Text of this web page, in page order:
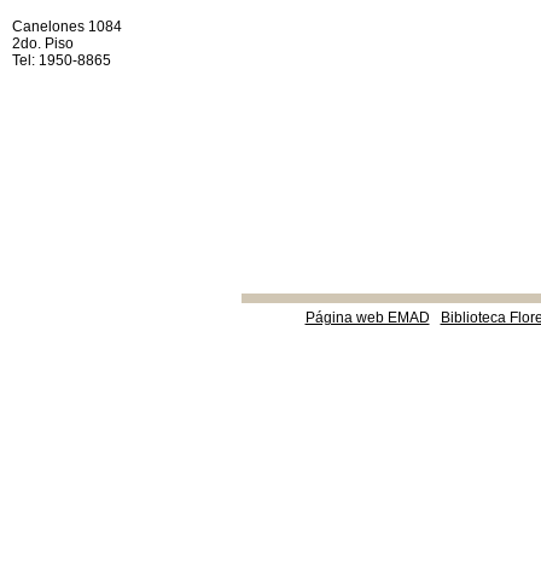
Página web EMAD Biblioteca
Canelones 1084
2do. Piso
Tel: 1950-8865